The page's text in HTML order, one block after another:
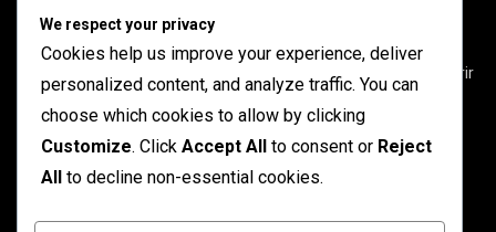
Mech Arena Battle Pass : Stratégies pour les retardataires
Mech Arena Caisses : Types, Contenus et Astuces pour Ouvrir
Mech Arena Battle Pass : Meilleurs objets à prioriser
Jetons d’événement Mech Arena : Maximiser vos
récompenses
Mech Arena Battle Pass : Comparaison des récompenses
We respect your privacy
Cookies help us improve your experience, deliver
personalized content, and analyze traffic. You can
choose which cookies to allow by clicking
Customize. Click Accept All to consent or Reject
All to decline non-essential cookies.